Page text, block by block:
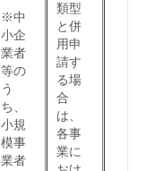
※中
小企
業者
等の
う
ち、
小規
模事
業者
類型
と併
用申
請す
る場
合
は、
各事
業に